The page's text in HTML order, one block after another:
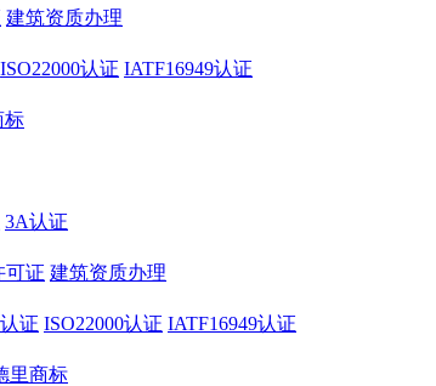
建筑资质办理
ISO22000认证 IATF16949认证
标
3A认证
可证 建筑资质办理
证 ISO22000认证 IATF16949认证
里商标